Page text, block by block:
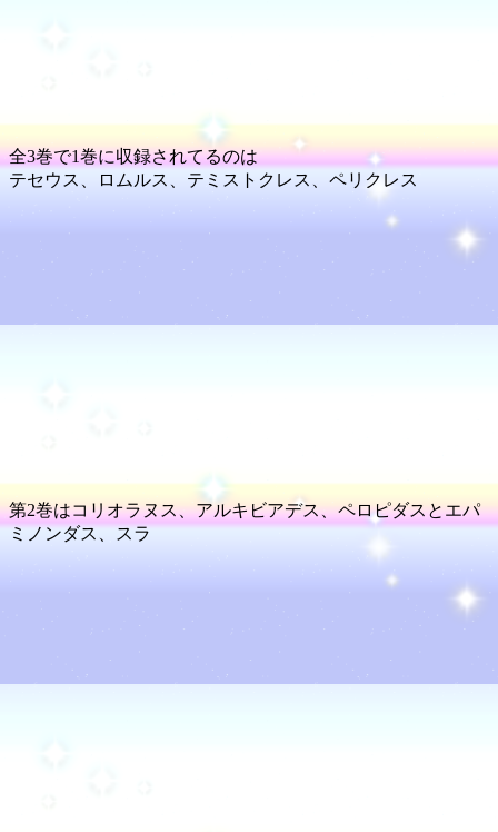
全3巻で1巻に収録されてるのは
テセウス、ロムルス、テミストクレス、ペリクレス
第2巻はコリオラヌス、アルキビアデス、ペロピダスとエパ
ミノンダス、スラ